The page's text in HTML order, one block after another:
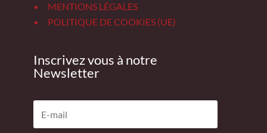
MENTIONS LÉGALES
POLITIQUE DE COOKIES (UE)
Inscrivez vous à notre
Newsletter